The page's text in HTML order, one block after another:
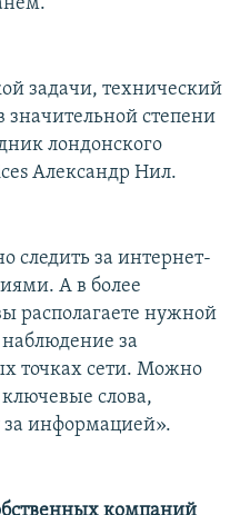
задачи, технический
значительной степени
лондонского
Александр Нил.
следить за интернет-
А в более
располагаете нужной
за
точках сети. Можно
слова,
за информацией».